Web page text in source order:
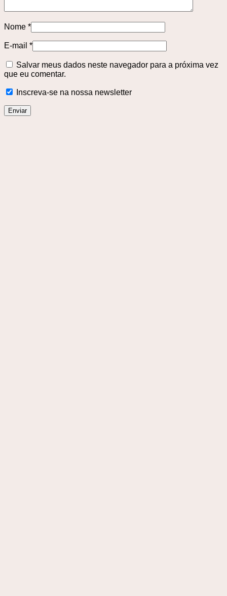
Nome *
E-mail *
Salvar meus dados neste navegador para a próxima vez
que eu comentar.
Inscreva-se na nossa newsletter